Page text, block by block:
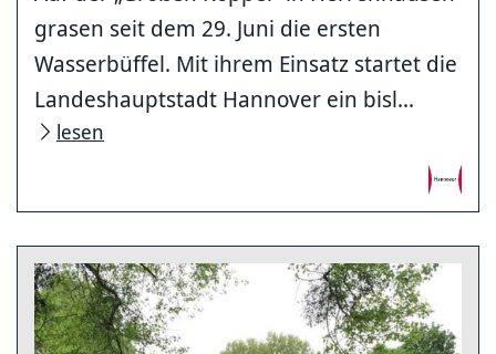
grasen seit dem 29. Juni die ersten
Wasserbüffel. Mit ihrem Einsatz startet die
Landeshauptstadt Hannover ein bisl...
lesen